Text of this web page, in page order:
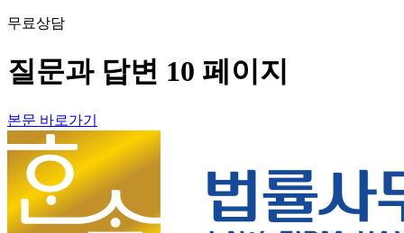
무료상담
질문과 답변 10 페이지
본문 바로가기